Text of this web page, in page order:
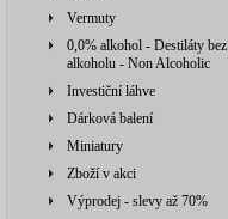
Vermuty
0,0% alkohol - Destiláty bez
alkoholu - Non Alcoholic
Investiční láhve
Dárková balení
Miniatury
Zboží v akci
Výprodej - slevy až 70%